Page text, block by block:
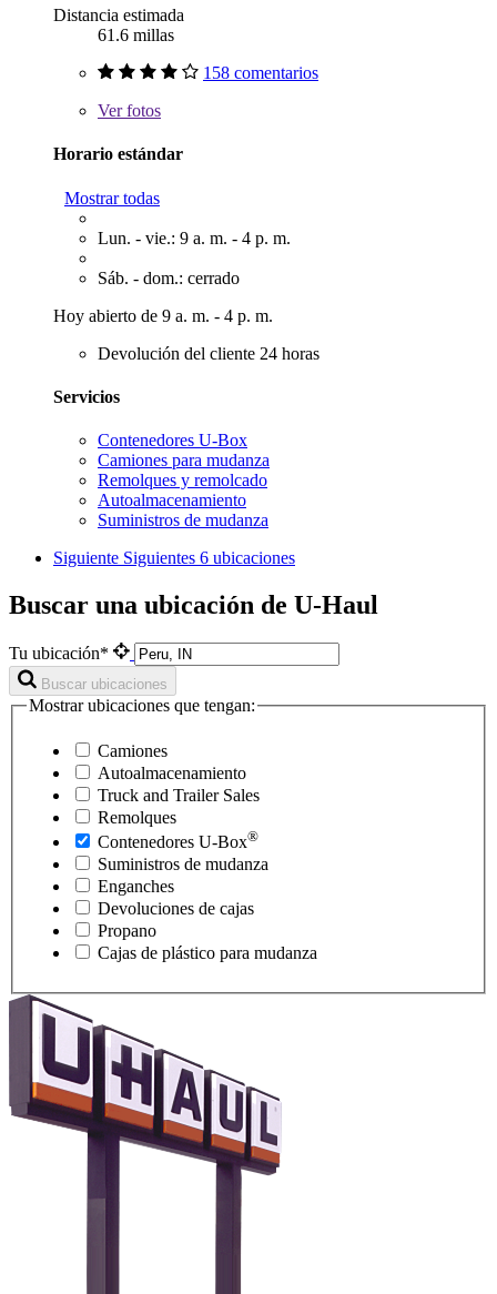
Distancia estimada
61.6 millas
158 comentarios
Verfotos
Horario estándar
Mostrar todas
Lun. - vie.: 9 a. m. - 4 p. m.
Sáb. - dom.: cerrado
Hoy abierto de 9 a. m. - 4 p. m.
Devolución del cliente 24 horas
Servicios
Contenedores U-Box
Camiones para mudanza
Remolques y remolcado
Autoalmacenamiento
Suministros de mudanza
Siguiente Siguientes 6 ubicaciones
Buscar una ubicación de U-Haul
Tu ubicación*
Buscar ubicaciones
Mostrar ubicaciones que tengan:
Camiones
Autoalmacenamiento
Truck and Trailer Sales
Remolques
Contenedores U-Box®
Suministros de mudanza
Enganches
Devoluciones de cajas
Propano
Cajas de plástico para mudanza